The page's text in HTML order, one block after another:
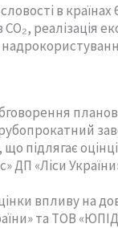
в країнах
реалізація
підлягає
ДП «Ліси
впливу на
та ТОВ